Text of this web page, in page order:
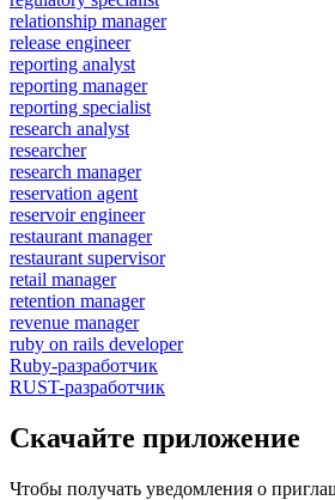
relationship manager
release engineer
reporting analyst
reporting manager
reporting specialist
research analyst
researcher
research manager
reservation agent
reservoir engineer
restaurant manager
restaurant supervisor
retail manager
retention manager
revenue manager
ruby on rails developer
Ruby-разработчик
RUST-разработчик
Скачайте приложение
Чтобы получать уведомления о